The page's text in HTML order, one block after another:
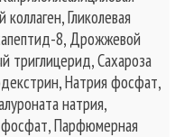
Гликолевая
8, Дрожжевой
триглицерид, Сахароза
Натрия фосфат,
натрия,
Парфюмерная